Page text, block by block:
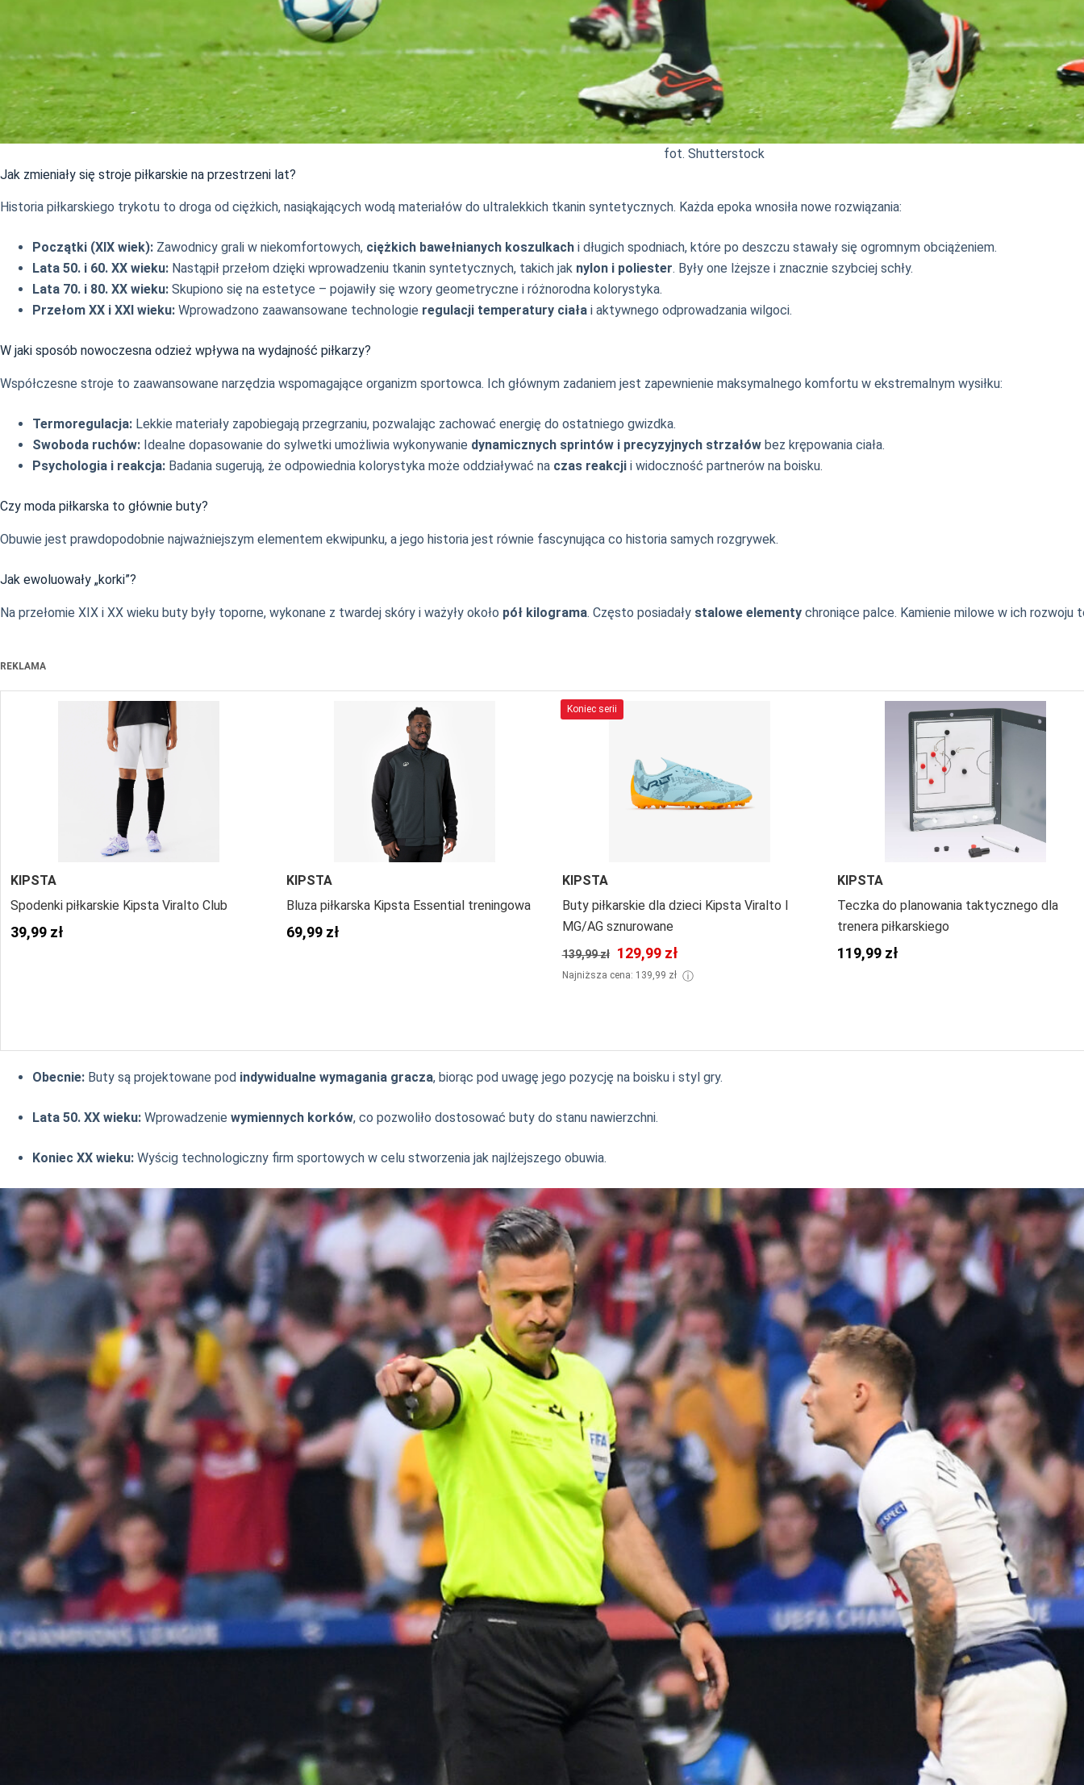
fot. Shutterstock
Jak zmieniały się stroje piłkarskie na przestrzeni lat?
Historia piłkarskiego trykotu to droga od ciężkich, nasiąkających wodą materiałów do ultralekkich tkanin syntetycznych. Każda epoka wnosiła nowe rozwiązania:
Początki (XIX wiek): Zawodnicy grali w niekomfortowych, ciężkich bawełnianych koszulkach i długich spodniach, które po deszczu stawały się ogromnym obciążeniem.
Lata 50. i 60. XX wieku: Nastąpił przełom dzięki wprowadzeniu tkanin syntetycznych, takich jak nylon i poliester. Były one lżejsze i znacznie szybciej schły.
Lata 70. i 80. XX wieku: Skupiono się na estetyce – pojawiły się wzory geometryczne i różnorodna kolorystyka.
Przełom XX i XXI wieku: Wprowadzono zaawansowane technologie regulacji temperatury ciała i aktywnego odprowadzania wilgoci.
W jaki sposób nowoczesna odzież wpływa na wydajność piłkarzy?
Współczesne stroje to zaawansowane narzędzia wspomagające organizm sportowca. Ich głównym zadaniem jest zapewnienie maksymalnego komfortu w ekstremalnym wysiłku:
Termoregulacja: Lekkie materiały zapobiegają przegrzaniu, pozwalając zachować energię do ostatniego gwizdka.
Swoboda ruchów: Idealne dopasowanie do sylwetki umożliwia wykonywanie dynamicznych sprintów i precyzyjnych strzałów bez krępowania ciała.
Psychologia i reakcja: Badania sugerują, że odpowiednia kolorystyka może oddziaływać na czas reakcji i widoczność partnerów na boisku.
Czy moda piłkarska to głównie buty?
Obuwie jest prawdopodobnie najważniejszym elementem ekwipunku, a jego historia jest równie fascynująca co historia samych rozgrywek.
Jak ewoluowały „korki”?
Na przełomie XIX i XX wieku buty były toporne, wykonane z twardej skóry i ważyły około pół kilograma. Często posiadały stalowe elementy chroniące palce. Kamienie milowe w ich rozwoju
REKLAMA
KIPSTA
Spodenki piłkarskie Kipsta Viralto Club
39,99 zł
KIPSTA
Bluza piłkarska Kipsta Essential treningowa
69,99 zł
Koniec serii
KIPSTA
Buty piłkarskie dla dzieci Kipsta Viralto I
MG/AG sznurowane
139,99 zł 129,99 zł
Najniższa cena: 139,99 zł ⓘ
KIPSTA
Teczka do planowania taktycznego dla
trenera piłkarskiego
119,99 zł
Obecnie: Buty są projektowane pod indywidualne wymagania gracza, biorąc pod uwagę jego pozycję na boisku i styl gry.
Lata 50. XX wieku: Wprowadzenie wymiennych korków, co pozwoliło dostosować buty do stanu nawierzchni.
Koniec XX wieku: Wyścig technologiczny firm sportowych w celu stworzenia jak najlżejszego obuwia.